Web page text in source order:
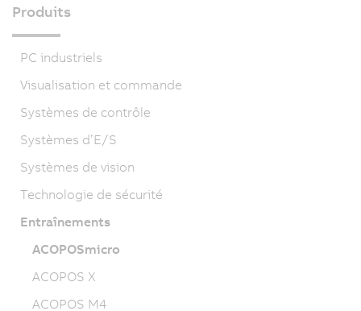
Produits
PC industriels
Visualisation et commande
Systèmes de contrôle
Systèmes d’E/S
Systèmes de vision
Technologie de sécurité
Entraînements
ACOPOSmicro
ACOPOS X
ACOPOS M4